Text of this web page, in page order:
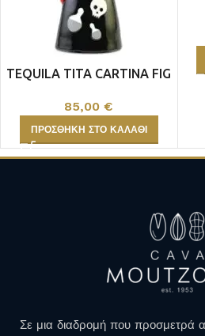
TEQUILA TITA CARTINA FIG
85,00€
ΠΡΟΣΘΉΚΗ ΣΤΟ ΚΑΛΆΘΙ
Σε μια διαδρομή που προσμετρά